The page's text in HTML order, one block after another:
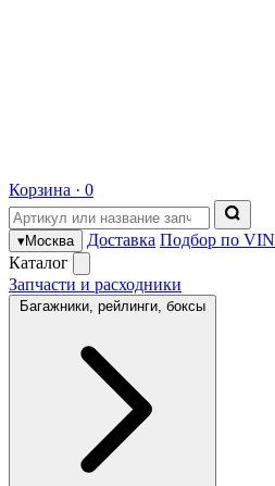
Корзина · 0
▾Москва Доставка Подбор по VIN
Каталог
Запчасти и расходники
Багажники, рейлинги, боксы